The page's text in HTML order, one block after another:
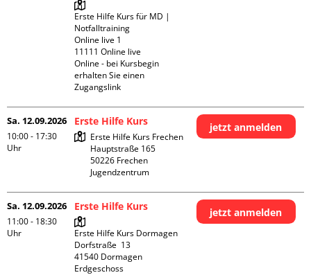
Erste Hilfe Kurs für MD |
Notfalltraining
Online live 1
11111 Online live
Online - bei Kursbegin
erhalten Sie einen
Zugangslink
Sa. 12.09.2026
10:00 - 17:30
Uhr
Erste Hilfe Kurs
Erste Hilfe Kurs Frechen
Hauptstraße 165
50226 Frechen
Jugendzentrum
jetzt anmelden
Sa. 12.09.2026
11:00 - 18:30
Uhr
Erste Hilfe Kurs
Erste Hilfe Kurs Dormagen
Dorfstraße  13
41540 Dormagen
Erdgeschoss
jetzt anmelden